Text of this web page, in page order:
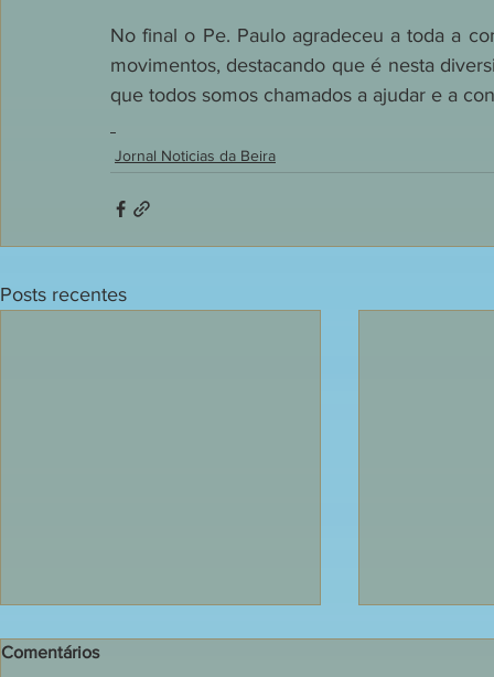
No final o Pe. Paulo agradeceu a toda a
movimentos, destacando que é nesta
que todos somos chamados a ajudar e a
Jornal Noticias da Beira
Posts recentes
Comentários